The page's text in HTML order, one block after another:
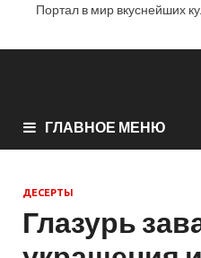
Портал в мир вкуснейших
ГЛАВНОЕ МЕНЮ
ДЕСЕРТЫ
Глазурь